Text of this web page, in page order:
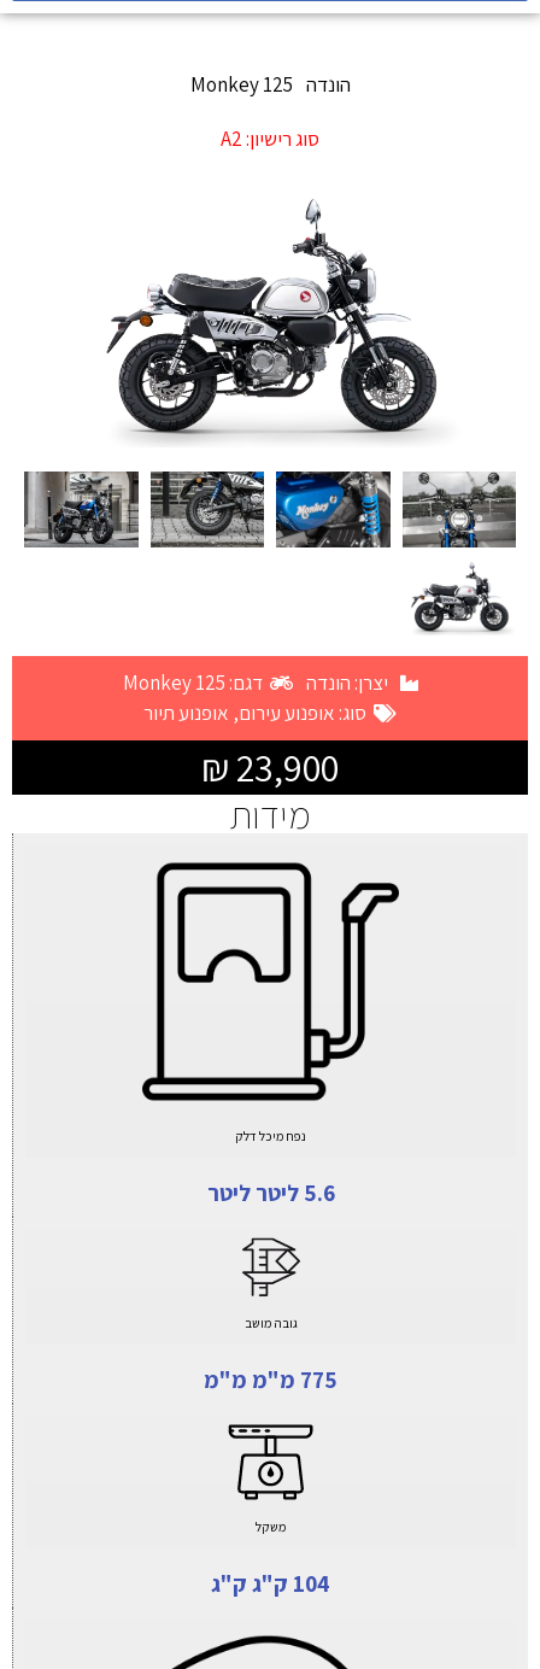
הונדה Monkey 125
סוג רישיון:A2
יצרן: הונדה
דגם: Monkey 125
סוג: אופנוע עירום, אופנוע תיור
23,900 ₪
מידות
נפח מיכל דלק
5.6 ליטר ליטר
גובה מושב
775 מ"מ מ"מ
משקל
104 ק"ג ק"ג